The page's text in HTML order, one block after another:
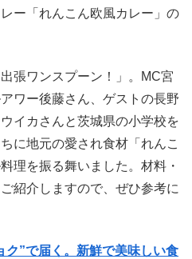
ー「れんこん欧風カレー」の
張ワンスプーン！」。MC宮
ワー後藤さん、ゲストの長野
イカさんと茨城県の小学校を
に地元の愛され食材「れんこ
理を振る舞いました。材料・
紹介しますので、ぜひ参考に
ク”で届く。新鮮で美味しい食